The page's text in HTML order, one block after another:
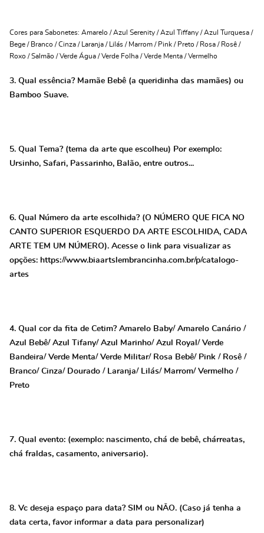
Cores para Sabonetes: Amarelo / Azul Serenity / Azul Tiffany / Azul Turquesa /
Bege / Branco / Cinza / Laranja / Lilás / Marrom / Pink / Preto / Rosa / Rosê /
Roxo / Salmão / Verde Água / Verde Folha / Verde Menta / Vermelho
3. Qual essência? Mamãe Bebê (a queridinha das mamães) ou
Bamboo Suave.
5. Qual Tema? (tema da arte que escolheu) Por exemplo:
Ursinho, Safari, Passarinho, Balão, entre outros...
6. Qual Número da arte escolhida? (O NÚMERO QUE FICA NO
CANTO SUPERIOR ESQUERDO DA ARTE ESCOLHIDA, CADA
ARTE TEM UM NÚMERO). Acesse o link para visualizar as
opções: https://www.biaartslembrancinha.com.br/p/catalogo-
artes
4. Qual cor da fita de Cetim? Amarelo Baby/ Amarelo Canário /
Azul Bebê/ Azul Tifany/ Azul Marinho/ Azul Royal/ Verde
Bandeira/ Verde Menta/ Verde Militar/ Rosa Bebê/ Pink / Rosê /
Branco/ Cinza/ Dourado / Laranja/ Lilás/ Marrom/ Vermelho /
Preto
7. Qual evento: (exemplo: nascimento, chá de bebê, chárreatas,
chá fraldas, casamento, aniversario).
8. Vc deseja espaço para data? SIM ou NÃO. (Caso já tenha a
data certa, favor informar a data para personalizar)